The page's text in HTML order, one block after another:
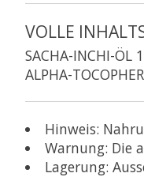
VOLLE
SACHA-INCHI-ÖL
ALPHA-
Hinweis:
Warnung: Die
Lagerung: